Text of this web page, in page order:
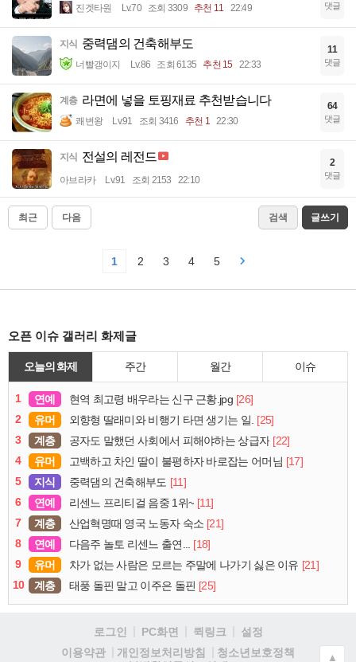
진겟타원 Lv.70 조회 3309 추천 11 22:49 댓글
지식 중력댐의 건축해부도
너빨갱이지 Lv.86 조회 6135 추천 15 22:33
11
댓글
계층 라면에 넣을 토핑재료 추천받습니다
쾌변왕 Lv.91 조회 3416 추천 1 22:30
64
댓글
지식 전설의 레전드
아브라카 Lv.91 조회 2153 22:10
2
댓글
최근 다음 검색 글쓰기
1 2 3 4 5
오픈 이슈 갤러리 화제글
오늘의 화제 주간 월간 이슈
1 연예 현역 최고령 배우라는 신구 근황.jpg [26]
2
유머 외향형 딸래미와 비행기 타면 생기는 일. [25]
3
계층 공자도 말했던 사회에서 피해야하는 상급자 [22]
4
유머 고백하고 차인 딸이 불평하자 바로잡는 어머님 [17]
5
지식 중력댐의 건축해부도 [11]
6
연예 리센느 프리티걸 음중 1위~ [11]
7
계층 산업혁명때 영국 노동자 숙소 [21]
8
연예 다음주 놀토 리센느 출연... [18]
9
유머 차가 없는 사람은 모르는 주말에 나가기 싫은 이유 [21]
10
계층 태풍 돌핀 말고 이주은 돌핀 [25]
로그인 PC화면 퀵링크
설정
이용약관
개인정보처리방침
청소년보호정책
▲